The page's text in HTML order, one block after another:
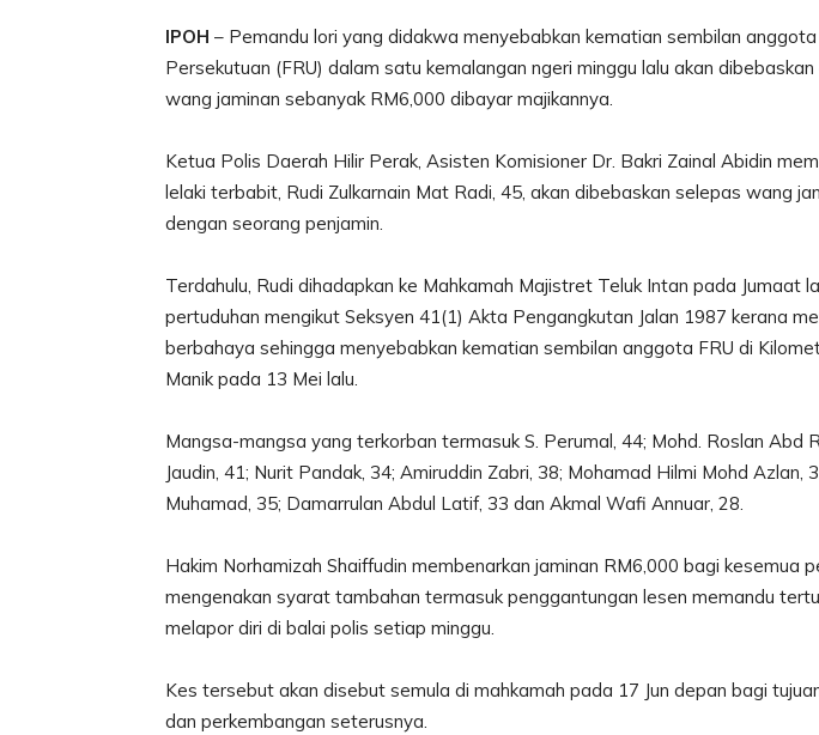
IPOH – Pemandu lori yang didakwa menyebabkan kematian sembilan
Persekutuan (FRU) dalam satu kemalangan ngeri minggu lalu akan
wang jaminan sebanyak RM6,000 dibayar majikannya.
Ketua Polis Daerah Hilir Perak, Asisten Komisioner Dr. Bakri Zainal Abidin
lelaki terbabit, Rudi Zulkarnain Mat Radi, 45, akan dibebaskan selepas wang
dengan seorang penjamin.
Terdahulu, Rudi dihadapkan ke Mahkamah Majistret Teluk Intan pada Jumaat
pertuduhan mengikut Seksyen 41(1) Akta Pengangkutan Jalan 1987 kerana
berbahaya sehingga menyebabkan kematian sembilan anggota FRU di
Manik pada 13 Mei lalu.
Mangsa-mangsa yang terkorban termasuk S. Perumal, 44; Mohd. Roslan Abd
Jaudin, 41; Nurit Pandak, 34; Amiruddin Zabri, 38; Mohamad Hilmi Mohd Azlan,
Muhamad, 35; Damarrulan Abdul Latif, 33 dan Akmal Wafi Annuar, 28.
Hakim Norhamizah Shaiffudin membenarkan jaminan RM6,000 bagi kesemua
mengenakan syarat tambahan termasuk penggantungan lesen memandu
melapor diri di balai polis setiap minggu.
Kes tersebut akan disebut semula di mahkamah pada 17 Jun depan bagi
dan perkembangan seterusnya.